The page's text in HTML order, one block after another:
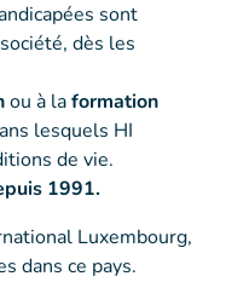
sont
dès les
ou à laformation
lesquels HI
de vie.
1991.
Luxembourg,
dans ce pays.